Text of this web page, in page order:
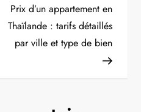
Post
Prix d’un appartement en
Thaïlande : tarifs détaillés
par ville et type de bien